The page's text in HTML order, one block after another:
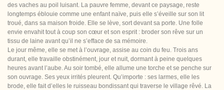
des vaches au poil luisant. La pauvre femme, devant ce paysage, reste
longtemps éblouie comme une enfant naïve, puis elle s’éveille sur son lit
troué, dans sa maison froide. Elle se lève, sort devant sa porte. Une folle
envie envahit tout à coup son cœur et son esprit : broder son rêve sur un
tissu de laine avant qu’il ne s’efface de sa mémoire.
Le jour même, elle se met à l’ouvrage, assise au coin du feu. Trois ans
durant, elle travaille obstinément, jour et nuit, dormant à peine quelques
heures avant l’aube. Au soir tombé, elle allume une torche et se penche sur
son ouvrage. Ses yeux irrités pleurent. Qu’importe : ses larmes, elle les
brode, elle fait d’elles le ruisseau bondissant qui traverse le village rêvé. La